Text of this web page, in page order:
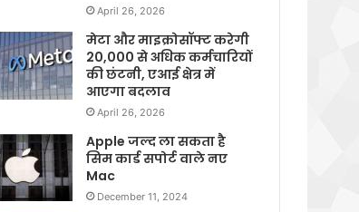
April 26, 2026
मेटा और माइक्रोसॉफ्ट करेगी
20,000 से अधिक कर्मचारियों
की छंटनी, एआई क्षेत्र में
आएगा बदलाव
April 26, 2026
Apple जल्द ला सकता है
सिम कार्ड सपोर्ट वाले नए
Mac
December 11, 2024